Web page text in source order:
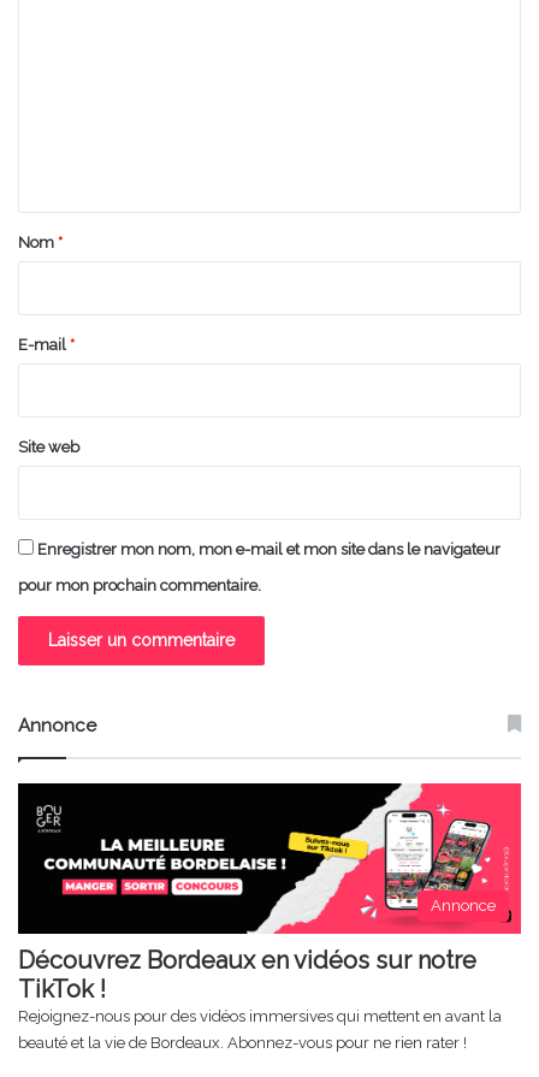
a
e
Nom *
E-mail *
Site web
Enregistrer mon nom, mon e-mail et mon site dans le navigateur
pour mon prochain commentaire.
Annonce
Annonce
Découvrez Bordeaux en vidéos sur notre
TikTok !
Rejoignez-nous pour des vidéos immersives qui mettent en avant la
beauté et la vie de Bordeaux. Abonnez-vous pour ne rien rater !